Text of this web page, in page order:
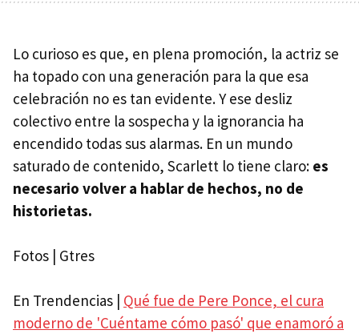
Lo curioso es que, en plena promoción, la actriz se
ha topado con una generación para la que esa
celebración no es tan evidente. Y ese desliz
colectivo entre la sospecha y la ignorancia ha
encendido todas sus alarmas. En un mundo
saturado de contenido, Scarlett lo tiene claro: es
necesario volver a hablar de hechos, no de
historietas.
Fotos | Gtres
En Trendencias | Qué fue de Pere Ponce, el cura
moderno de 'Cuéntame cómo pasó' que enamoró a